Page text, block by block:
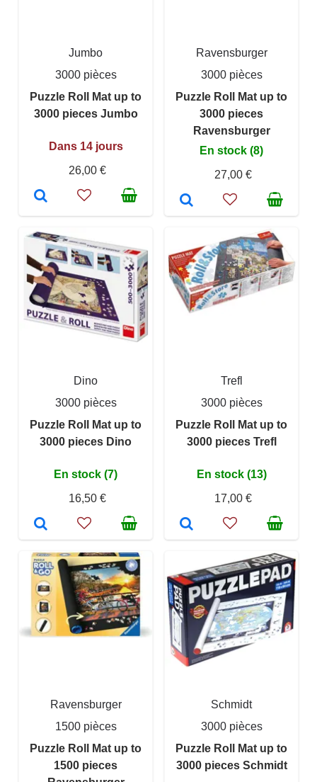
Jumbo
3000 pièces
Puzzle Roll Mat up to
3000 pieces Jumbo
Dans 14 jours
26,00 €
Ravensburger
3000 pièces
Puzzle Roll Mat up to
3000 pieces
Ravensburger
En stock (8)
27,00 €
Dino
3000 pièces
Puzzle Roll Mat up to
3000 pieces Dino
En stock (7)
16,50 €
Trefl
3000 pièces
Puzzle Roll Mat up to
3000 pieces Trefl
En stock (13)
17,00 €
Ravensburger
1500 pièces
Puzzle Roll Mat up to
1500 pieces
Schmidt
3000 pièces
Puzzle Roll Mat up to
3000 pieces Schmidt